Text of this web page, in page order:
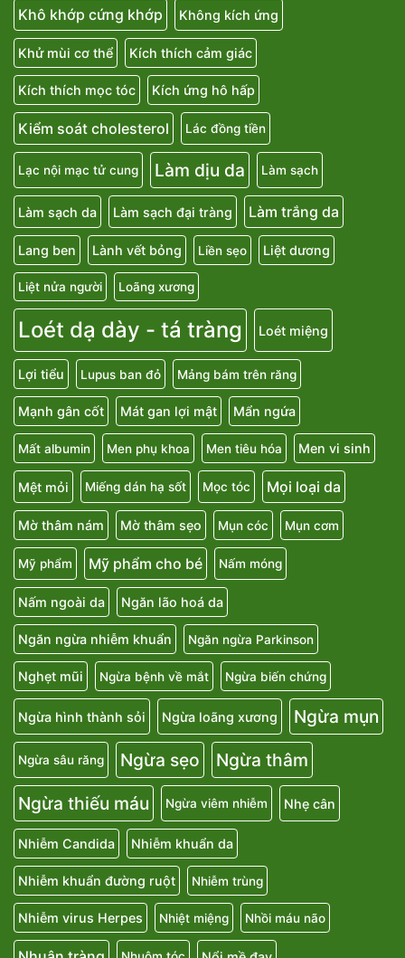
Khô khớp cứng khớp Không kích ứng
Khử mùi cơ thể Kích thích cảm giác
Kích thích mọc tóc Kích ứng hô hấp
Kiểm soát cholesterol Lác đồng tiền
Lạc nội mạc tử cung Làm dịu da Làm sạch
Làm sạch da Làm sạch đại tràng Làm trắng da
Lang ben Lành vết bỏng Liền sẹo Liệt dương
Liệt nửa người Loãng xương
Loét dạ dày - tá tràng Loét miệng
Lợi tiểu Lupus ban đỏ Mảng bám trên răng
Mạnh gân cốt Mát gan lợi mật Mẩn ngứa
Mất albumin Men phụ khoa Men tiêu hóa Men vi sinh
Mệt mỏi Miếng dán hạ sốt Mọc tóc Mọi loại da
Mờ thâm nám Mờ thâm sẹo Mụn cóc Mụn cơm
Mỹ phẩm Mỹ phẩm cho bé Nấm móng
Nấm ngoài da Ngăn lão hoá da
Ngăn ngừa nhiễm khuẩn Ngăn ngừa Parkinson
Nghẹt mũi Ngừa bệnh về mắt Ngừa biến chứng
Ngừa hình thành sỏi Ngừa loãng xương Ngừa mụn
Ngừa sâu răng Ngừa sẹo
Ngừa thâm
Ngừa thiếu máu
Ngừa viêm nhiễm Nhẹ cân
Nhiễm Candida Nhiễm khuẩn da
Nhiễm khuẩn đường ruột Nhiễm trùng
Nhiễm virus Herpes Nhiệt miệng Nhồi máu não